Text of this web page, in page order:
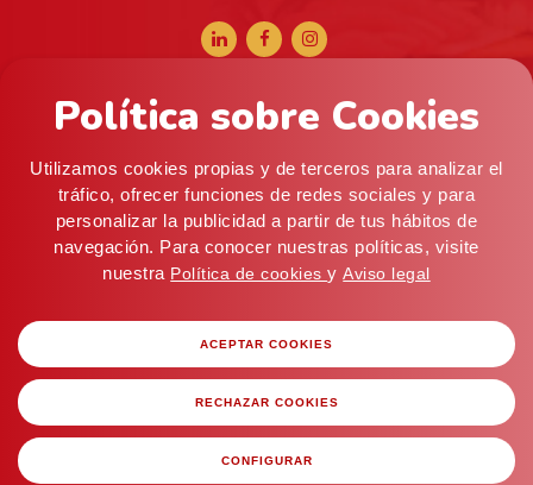
Política sobre Cookies
Utilizamos cookies propias y de terceros para analizar el
tráfico, ofrecer funciones de redes sociales y para
personalizar la publicidad a partir de tus hábitos de
navegación. Para conocer nuestras políticas, visite
nuestra Política de cookiesyAviso legal
ACEPTAR COOKIES
RECHAZAR COOKIES
CONFIGURAR
+34 965 056 040
C/ Artes Graficas, 5, 03008 Alicante (ESPAÑA) ·
Almacén: c/ Mistral, 9 (P. I. Pla de la Vallonga), 03006
Alicante
Privacy Policy
General Sales Conditions
Legal Notice
Cookies
Web Development
LoboCom